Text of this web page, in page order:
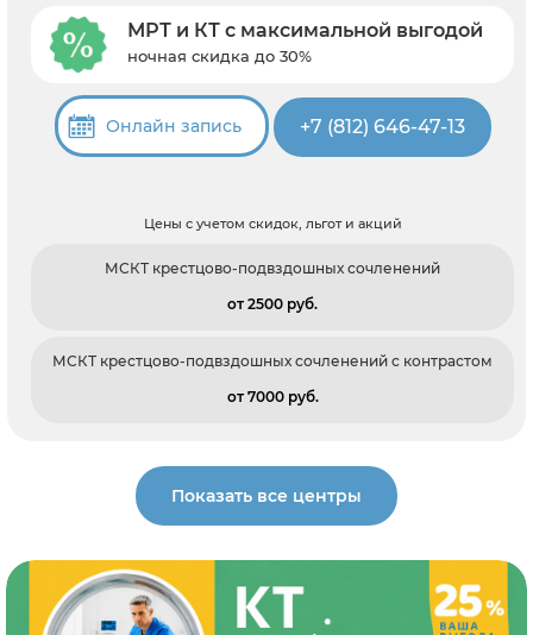
МРТ и КТ с максимальной выгодой
ночная скидка до 30%
Онлайн запись +7 (812) 646-47-13
Цены с учетом скидок, льгот и акций
МСКТ крестцово-подвздошных сочленений
от 2500 pуб.
МСКТ крестцово-подвздошных сочленений с контрастом
от 7000 pуб.
Показать все центры